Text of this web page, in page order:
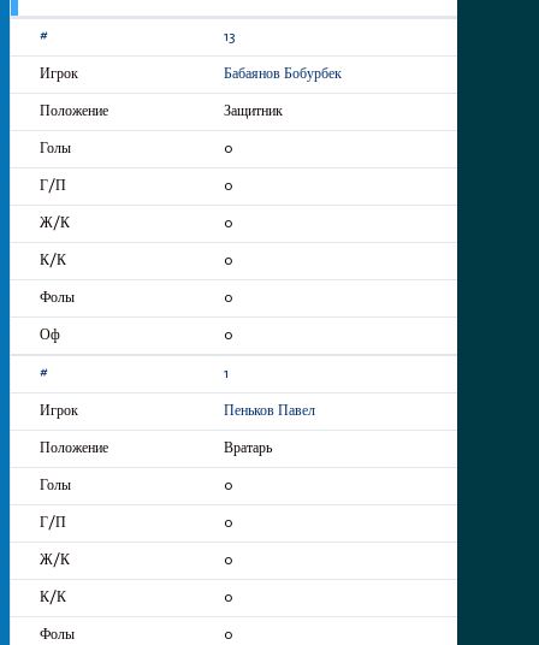
13
Бабаянов Бобурбек
Защитник
0
0
0
0
0
0
1
Пеньков Павел
Вратарь
0
0
0
0
0